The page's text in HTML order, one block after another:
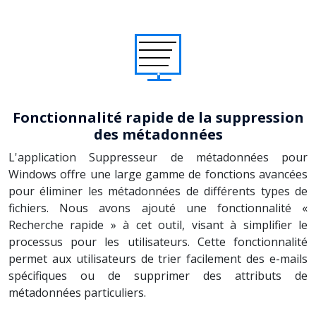
Fonctionnalité rapide de la suppression
des métadonnées
L'application Suppresseur de métadonnées pour
Windows offre une large gamme de fonctions avancées
pour éliminer les métadonnées de différents types de
fichiers. Nous avons ajouté une fonctionnalité «
Recherche rapide » à cet outil, visant à simplifier le
processus pour les utilisateurs. Cette fonctionnalité
permet aux utilisateurs de trier facilement des e-mails
spécifiques ou de supprimer des attributs de
métadonnées particuliers.